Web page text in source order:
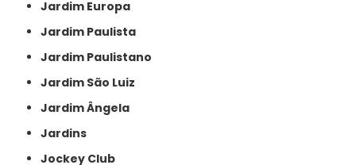
Jardim Europa
Jardim Paulista
Jardim Paulistano
Jardim São Luiz
Jardim Ângela
Jardins
Jockey Club